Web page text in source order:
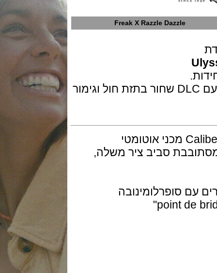
Freak X Razzle Dazzle
השעון בקוטר 43 מ"מ מארז: טיטניום עם DLC שחור בתזת חול וגימור
סביב ציר משלה,